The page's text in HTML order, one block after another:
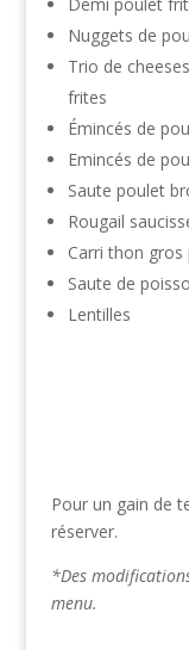
Nuggets de
Trio de
frites
Émincés de
Emincés de
Saute poulet
Rougail
Carri thon gros
Saute de
Lentilles
Pour un gain de
réserver.
*Des
menu.